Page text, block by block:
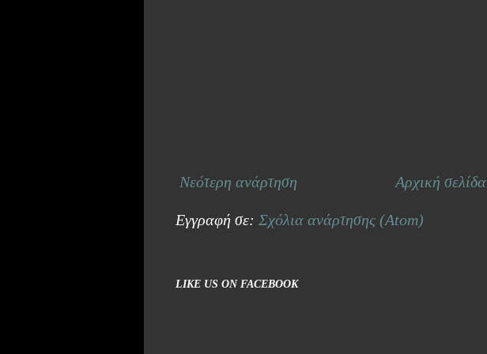
Νεότερη ανάρτηση Αρχική σελίδα
Εγγραφή σε: Σχόλια ανάρτησης (Atom)
LIKE US ON FACEBOOK